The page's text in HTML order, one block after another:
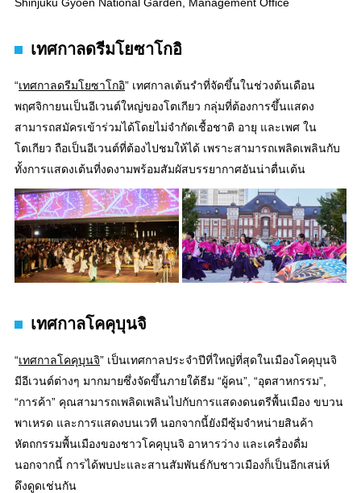
เทศกาลดรีมโยซาโกอิ
“เทศกาลดรีมโยซาโกอิ” เทศกาลเต้นรำที่จัดขึ้นในช่วงต้นเดือน
พฤศจิกายนเป็นอีเวนต์ใหญ่ของโตเกียว กลุ่มที่ต้องการขึ้นแสดง
สามารถสมัครเข้าร่วมได้โดยไม่จำกัดเชื้อชาติ อายุ และเพศ ใน
โตเกียว ถือเป็นอีเวนต์ที่ต้องไปชมให้ได้ เพราะสามารถเพลิดเพลินกับ
ทั้งการแสดงเต้นที่งดงามพร้อมสัมผัสบรรยากาศอันน่าตื่นเต้น
เทศกาลโคคุบุนจิ
“เทศกาลโคคุบุนจิ” เป็นเทศกาลประจำปีที่ใหญ่ที่สุดในเมืองโคคุบุนจิ
มีอีเวนต์ต่างๆ มากมายซึ่งจัดขึ้นภายใต้ธีม “ผู้คน”, “อุตสาหกรรม”,
“การค้า” คุณสามารถเพลิดเพลินไปกับการแสดงดนตรีพื้นเมือง ขบวน
พาเหรด และการแสดงบนเวที นอกจากนี้ยังมีซุ้มจำหน่ายสินค้า
หัตถกรรมพื้นเมืองของชาวโคคุบุนจิ อาหารว่าง และเครื่องดื่ม
นอกจากนี้ การได้พบปะและสานสัมพันธ์กับชาวเมืองก็เป็นอีกเสน่ห์
ดึงดูดเช่นกัน